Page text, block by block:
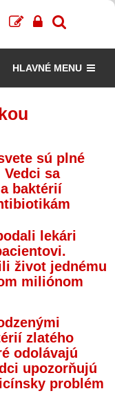
HLAVNÉ MENU
sú plné
Vedci sa
baktérií
lekári
život jednému
miliónom
zlatého
odolávajú
upozorňujú
problém